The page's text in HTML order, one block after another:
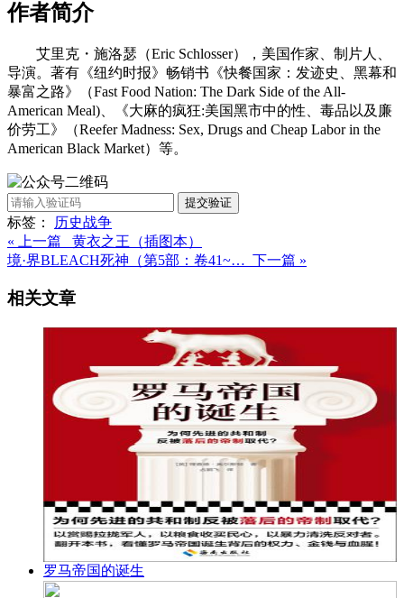
作者简介
艾里克・施洛瑟（Eric Schlosser），美国作家、制片人、
导演。著有《纽约时报》畅销书《快餐国家：发迹史、黑幕和
暴富之路》（Fast Food Nation: The Dark Side of the All-
American Meal)、《大麻的疯狂:美国黑市中的性、毒品以及廉
价劳工》（Reefer Madness: Sex, Drugs and Cheap Labor in the
American Black Market）等。
提交验证
标签： 历史战争
« 上一篇 黄衣之王（插图本）
境·界BLEACH死神（第5部：卷41~… 下一篇 »
相关文章
罗马帝国的诞生